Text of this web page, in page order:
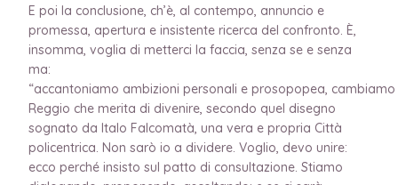
E poi la conclusione, ch’è, al contempo, annuncio e
promessa, apertura e insistente ricerca del confronto. È,
insomma, voglia di metterci la faccia, senza se e senza
ma:
“accantoniamo ambizioni personali e prosopopea,
Reggio che merita di divenire, secondo quel disegno
sognato da Italo Falcomatà, una vera e propria Città
policentrica. Non sarò io a dividere. Voglio, devo unire:
ecco perché insisto sul patto di consultazione. Stiamo